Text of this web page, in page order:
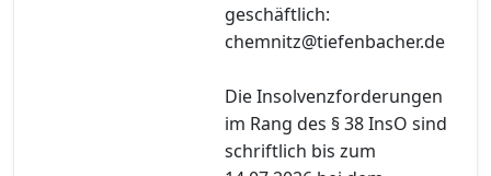
geschäftlich:
chemnitz@tiefenbacher.de
Die Insolvenzforderungen
im Rang des § 38 InsO sind
schriftlich bis zum